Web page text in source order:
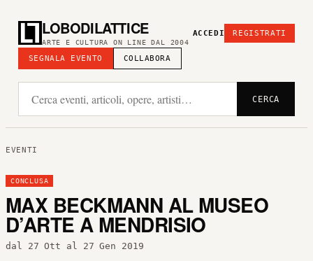
LOBODILATTICE
ARTE E CULTURA ON LINE DAL 2004
SEGNALA EVENTO COLLABORA
ACCEDI REGISTRATI
CERCA
EVENTI
CONCLUSA
MAX BECKMANN AL MUSEO
D’ARTE A MENDRISIO
dal 27 Ott al 27 Gen 2019